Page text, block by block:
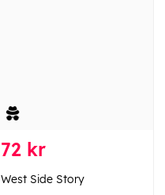
72 kr
West Side Story